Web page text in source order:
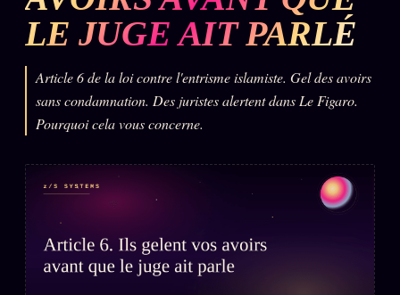
N L'ARCHIVE
✉ INSCRIPTION À LA NEWSLETTER ↗
TOUTES LES RUBRIQUES →
DÉTONATIONS POLITIQUE
BUREAU DE
LE JUGE AIT PARLÉ
Article 6 de la loi contre l'entrisme islamiste. Gel des avoirs
sans condamnation. Des juristes alertent dans Le Figaro.
Pourquoi cela vous concerne.